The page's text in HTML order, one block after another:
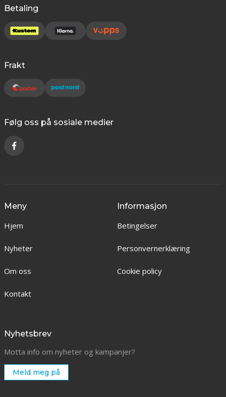
Betaling
Frakt
Følg oss på sosiale medier
Meny
Hjem
Nyheter
Om oss
Kontakt
Informasjon
Betingelser
Personvernerklæring
Cookie policy
Nyhetsbrev
Motta info om nyheter og kampanjer?
Meld meg på